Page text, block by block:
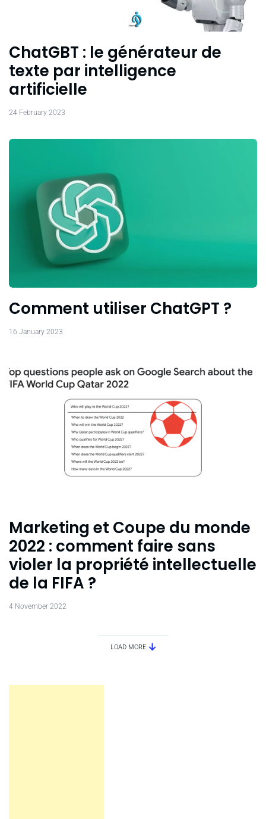
ChatGBT : le générateur de
texte par intelligence
artificielle
24 February 2023
Comment utiliser ChatGPT ?
16 January 2023
Marketing et Coupe du monde
2022 : comment faire sans
violer la propriété intellectuelle
de la FIFA ?
4 November 2022
LOAD MORE